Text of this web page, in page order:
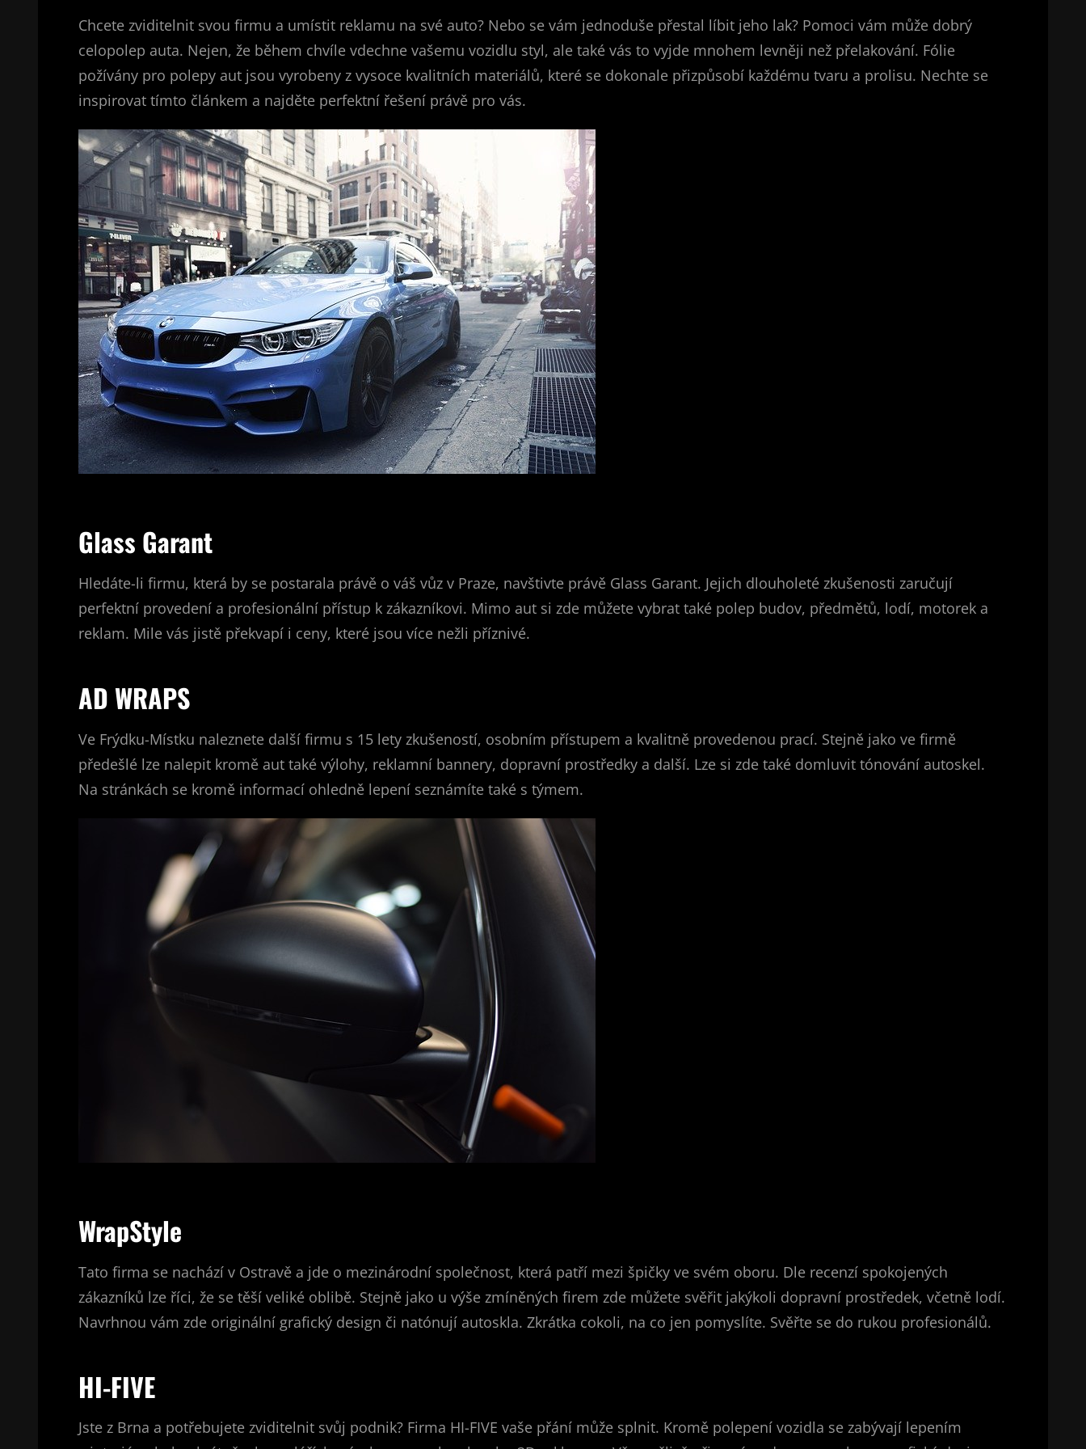
Chcete zviditelnit svou firmu a umístit reklamu na své auto? Nebo se vám jednoduše přestal líbit jeho lak? Pomoci vám může dobrý
celopolep auta. Nejen, že během chvíle vdechne vašemu vozidlu styl, ale také vás to vyjde mnohem levněji než přelakování. Fólie
požívány pro polepy aut jsou vyrobeny z vysoce kvalitních materiálů, které se dokonale přizpůsobí každému tvaru a prolisu. Nechte se
inspirovat tímto článkem a najděte perfektní řešení právě pro vás.
Glass Garant
Hledáte-li firmu, která by se postarala právě o váš vůz v Praze, navštivte právě Glass Garant. Jejich dlouholeté zkušenosti zaručují
perfektní provedení a profesionální přístup k zákazníkovi. Mimo aut si zde můžete vybrat také polep budov, předmětů, lodí, motorek a
reklam. Mile vás jistě překvapí i ceny, které jsou více nežli příznivé.
AD WRAPS
Ve Frýdku-Místku naleznete další firmu s 15 lety zkušeností, osobním přístupem a kvalitně provedenou prací. Stejně jako ve firmě
předešlé lze nalepit kromě aut také výlohy, reklamní bannery, dopravní prostředky a další. Lze si zde také domluvit tónování autoskel.
Na stránkách se kromě informací ohledně lepení seznámíte také s týmem.
WrapStyle
Tato firma se nachází v Ostravě a jde o mezinárodní společnost, která patří mezi špičky ve svém oboru. Dle recenzí spokojených
zákazníků lze říci, že se těší veliké oblibě. Stejně jako u výše zmíněných firem zde můžete svěřit jakýkoli dopravní prostředek, včetně lodí.
Navrhnou vám zde originální grafický design či natónují autoskla. Zkrátka cokoli, na co jen pomyslíte. Svěřte se do rukou profesionálů.
HI-FIVE
Jste z Brna a potřebujete zviditelnit svůj podnik? Firma HI-FIVE vaše přání může splnit. Kromě polepení vozidla se zabývají lepením